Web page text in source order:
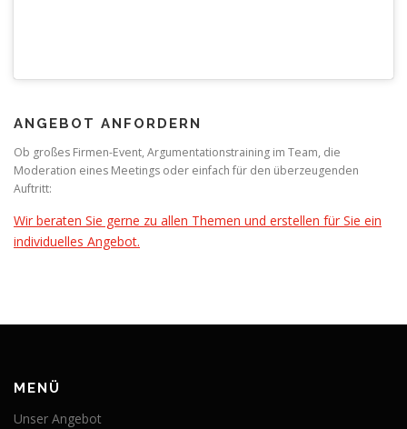
ANGEBOT ANFORDERN
Ob großes Firmen-Event, Argumentationstraining im Team, die
Moderation eines Meetings oder einfach für den überzeugenden
Auftritt:
Wir beraten Sie gerne zu allen Themen und erstellen für Sie ein
individuelles Angebot.
MENÜ
Unser Angebot